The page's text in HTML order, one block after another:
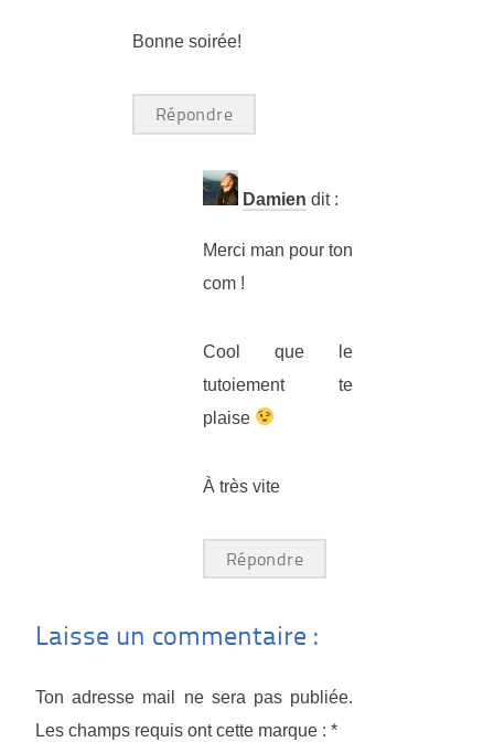
Bonne soirée!
Répondre
Damien dit :
Merci man pour ton
com !
Cool que le
tutoiement te
plaise
À très vite
Répondre
Laisse un commentaire :
Ton adresse mail ne sera pas publiée.
Les champs requis ont cette marque : *